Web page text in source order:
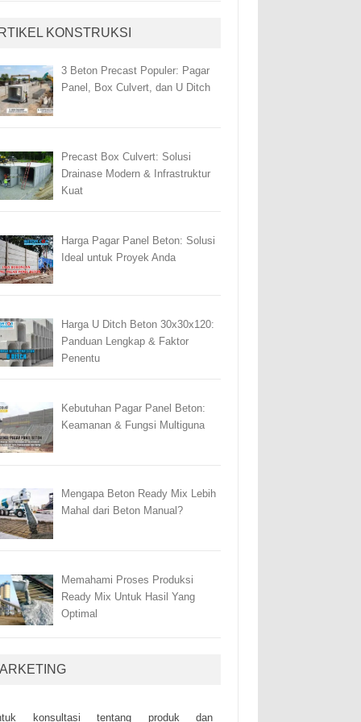
KONSTRUKSI
3 Beton Precast Populer: Pagar
Panel, Box Culvert, dan U Ditch
Precast Box Culvert: Solusi
Drainase Modern & Infrastruktur
Kuat
Harga Pagar Panel Beton: Solusi
Ideal untuk Proyek Anda
Harga U Ditch Beton 30x30x120:
Panduan Lengkap & Faktor
Penentu
Kebutuhan Pagar Panel Beton:
Keamanan & Fungsi Multiguna
Mengapa Beton Ready Mix Lebih
Mahal dari Beton Manual?
Memahami Proses Produksi
Ready Mix Untuk Hasil Yang
Optimal
kоnsultаsі tеntаng рrоduk dаn